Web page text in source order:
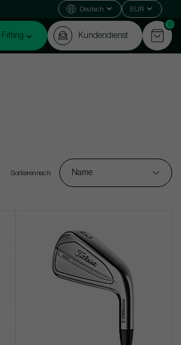
Deutsch EUR
Fitting Kundendienst
0
Sortieren nach Name